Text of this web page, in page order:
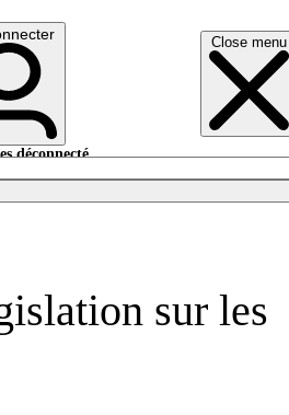
Close menu
déconnecté.
sur les